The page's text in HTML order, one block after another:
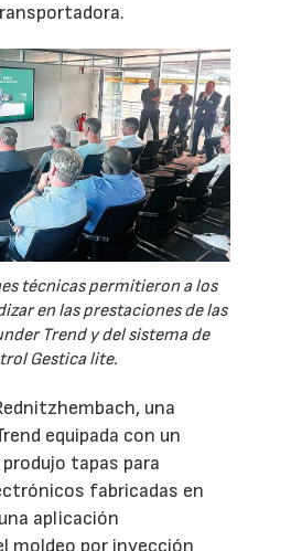
técnicas permitieron a los
en las prestaciones de las
Trend y del sistema de
Gestica lite.
una
equipada con un
tapas para
fabricadas en
aplicación
moldeo por inyección